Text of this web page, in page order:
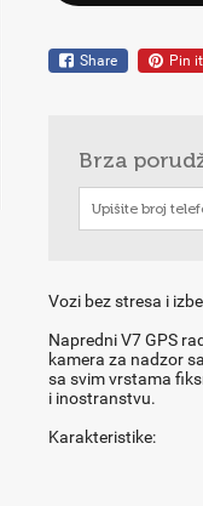
Share Pin it
Brza
Vozi bez stresa i
Napredni V7 GPS
kamera za nadzor
sa svim vrstama
i inostranstvu.
Karakteristike: